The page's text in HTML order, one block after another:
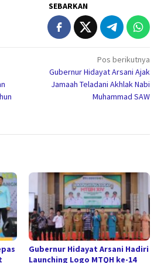
SEBARKAN
Pos berikutnya
Gubernur Hidayat Arsani Ajak
Jamaah Teladani Akhlak Nabi
Muhammad SAW
Gubernur Hidayat Arsani Hadiri
Launching Logo MTQH ke-14